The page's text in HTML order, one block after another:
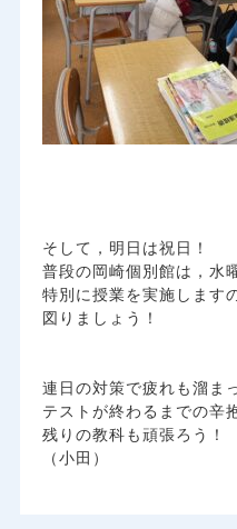
そして，明日は祝日！
普段の岡崎個別館は，水
特別に授業を実施します
図りましょう！
連日の対策で疲れも溜ま
テストが終わるまでの辛
残りの教科も頑張ろう！
（小田）